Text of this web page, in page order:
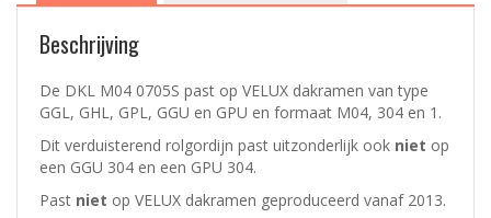
Beschrijving
De DKL M04 0705S past op VELUX dakramen van type
GGL, GHL, GPL, GGU en GPU en formaat M04, 304 en 1.
Dit verduisterend rolgordijn past uitzonderlijk ook niet op
een GGU 304 en een GPU 304.
Past niet op VELUX dakramen geproduceerd vanaf 2013.